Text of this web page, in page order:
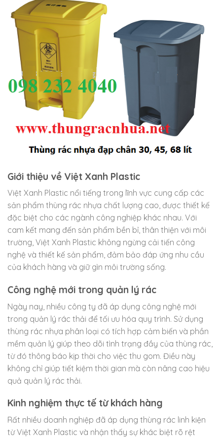
Giới thiệu về Việt Xanh Plastic
Việt Xanh Plastic nổi tiếng trong lĩnh vực cung cấp các
sản phẩm thùng rác nhựa chất lượng cao, được thiết kế
đặc biệt cho các ngành công nghiệp khác nhau. Với
cam kết mang đến sản phẩm bền bỉ, thân thiện với môi
trường, Việt Xanh Plastic không ngừng cải tiến công
nghệ và thiết kế sản phẩm, đảm bảo đáp ứng nhu cầu
của khách hàng và giữ gìn môi trường sống.
Công nghệ mới trong quản lý rác
Ngày nay, nhiều công ty đã áp dụng công nghệ mới
trong quản lý rác thải để tối ưu hóa quy trình. Sử dụng
thùng rác nhựa phân loại có tích hợp cảm biến và phần
mềm quản lý giúp theo dõi tình trạng đầy của thùng rác,
từ đó thông báo kịp thời cho việc thu gom. Điều này
không chỉ giúp tiết kiệm thời gian mà còn nâng cao hiệu
quả quản lý rác thải.
Kinh nghiệm thực tế từ khách hàng
Rất nhiều doanh nghiệp đã áp dụng thùng rác linh kiện
từ Việt Xanh Plastic và nhận thấy sự khác biệt rõ rệt